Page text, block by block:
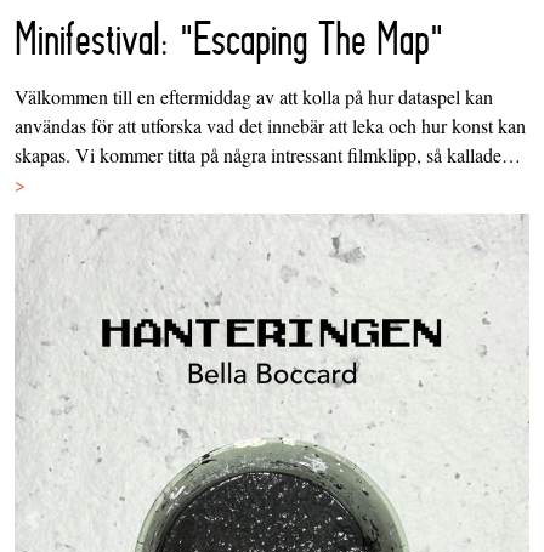
Minifestival: "Escaping The Map"
Välkommen till en eftermiddag av att kolla på hur dataspel kan
användas för att utforska vad det innebär att leka och hur konst kan
skapas. Vi kommer titta på några intressant filmklipp, så kallade…
>